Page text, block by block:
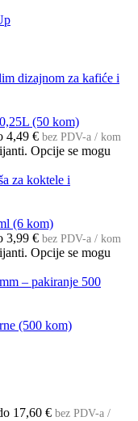
(50 kom)
4,49 € bez PDV-a / kom
Opcije se mogu
(6 kom)
3,99 € bez PDV-a / kom
Opcije se mogu
(500 kom)
17,60 € bez PDV-a /